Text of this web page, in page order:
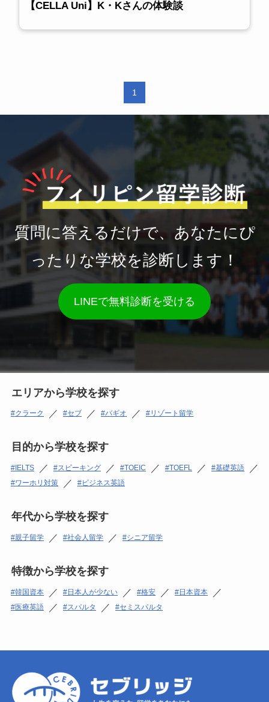
【CELLA Uni】K・Kさんの体験談
1
質問に答えるだけで、あなたにぴ
ったりな学校を診断します！
LINEで無料診断を受ける
エリアから学校を探す
クラーク ／ セブ ／ バギオ ／ リゾート留学
目的から学校を探す
IELTS ／ スピーキング ／ TOEIC ／ TOEFL ／ 基礎英語 ／
ワーホリ対策 ／ ビジネス英語
年代から学校を探す
親子留学 ／ 社会人留学 ／ シニア留学
特徴から学校を探す
韓国資本 ／ 日本人が少ない ／ 格安 ／ 日本資本 ／
医療英語 ／ スパルタ ／ セミスパルタ